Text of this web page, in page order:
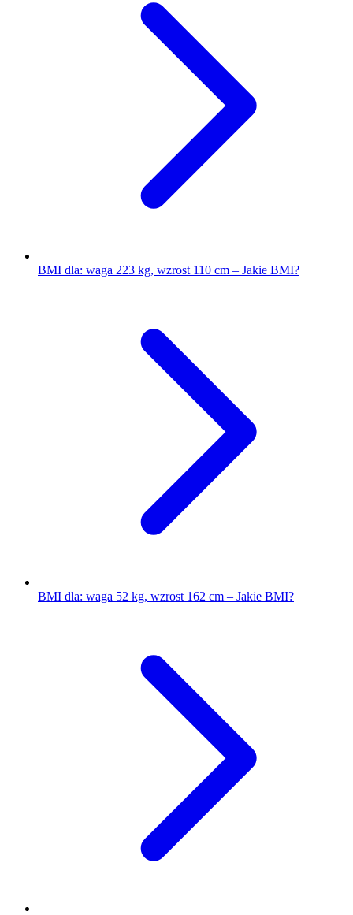
BMI dla: waga 223 kg, wzrost 110 cm – Jakie BMI?
BMI dla: waga 52 kg, wzrost 162 cm – Jakie BMI?